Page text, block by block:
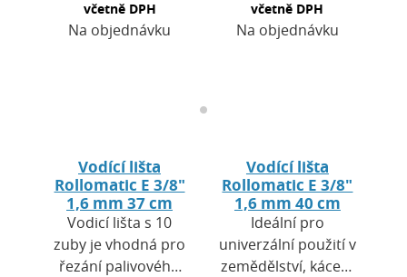
včetně DPH
Na objednávku
včetně DPH
Na objednávku
Vodící lišta
Rollomatic E 3/8"
1,6 mm 37 cm
Vodicí lišta s 10
zuby je vhodná pro
řezání palivového
Vodící lišta
Rollomatic E 3/8"
1,6 mm 40 cm
Ideální pro
univerzální použití v
zemědělství, kácení